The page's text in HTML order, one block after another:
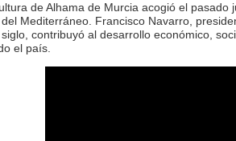
de Alhama de Murcia acogió el
Mediterráneo. Francisco Navarro,
contribuyó al desarrollo económico,
el país.